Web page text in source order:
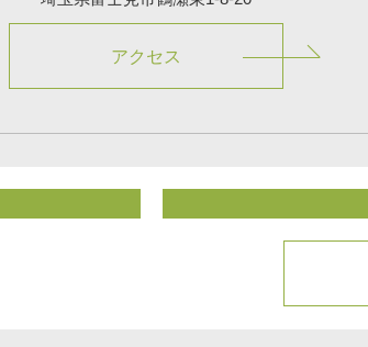
アクセス